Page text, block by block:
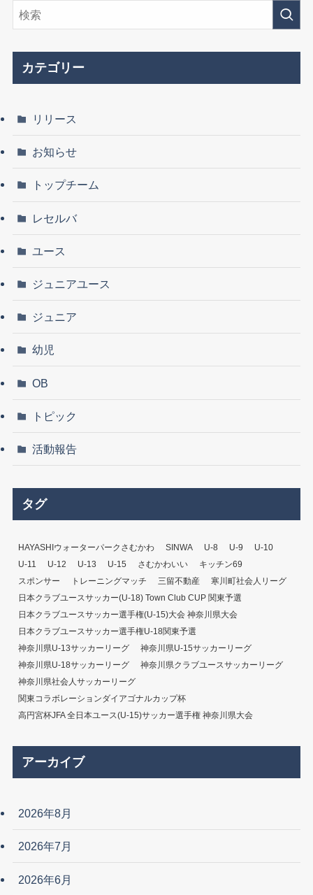
カテゴリー
リリース
お知らせ
トップチーム
レセルバ
ユース
ジュニアユース
ジュニア
幼児
OB
トピック
活動報告
タグ
HAYASHIウォーターパークさむかわ SINWA U-8 U-9
U-10
U-11
U-12 U-13 U-15 さむかわいい
キッチン69
スポンサー
トレーニングマッチ 三留不動産
寒川町社会人リーグ
日本クラブユースサッカー(U-18) Town Club CUP 関東予選
日本クラブユースサッカー選手権(U-15)大会 神奈川県大会
日本クラブユースサッカー選手権U-18関東予選
神奈川県U-13サッカーリーグ
神奈川県U-15サッカーリーグ
神奈川県U-18サッカーリーグ
神奈川県クラブユースサッカーリーグ
神奈川県社会人サッカーリーグ
関東コラボレーションダイアゴナルカップ杯
高円宮杯JFA 全日本ユース(U-15)サッカー選手権 神奈川県大会
アーカイブ
2026年8月
2026年7月
2026年6月